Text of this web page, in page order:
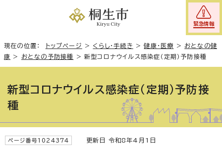
緊急情報
現在の位置： トップページ > くらし・手続き >健康・医療 > おとなの健
康 > おとなの予防接種 >新型コロナウイルス感染症（定期）予防接種
新型コロナウイルス感染症（定期）予防接
種
ページ番号1024374 更新日 令和8年4月1日